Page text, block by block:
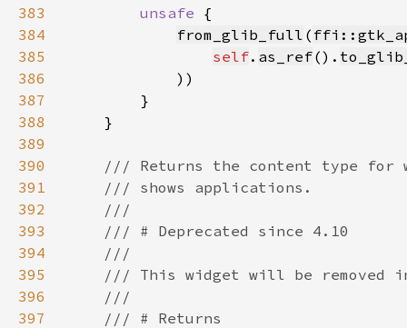
383
unsafe
384
from_glib_full (
385
self. as_ref().
386
387
388
389
390
391
392
393
394
395
396
397